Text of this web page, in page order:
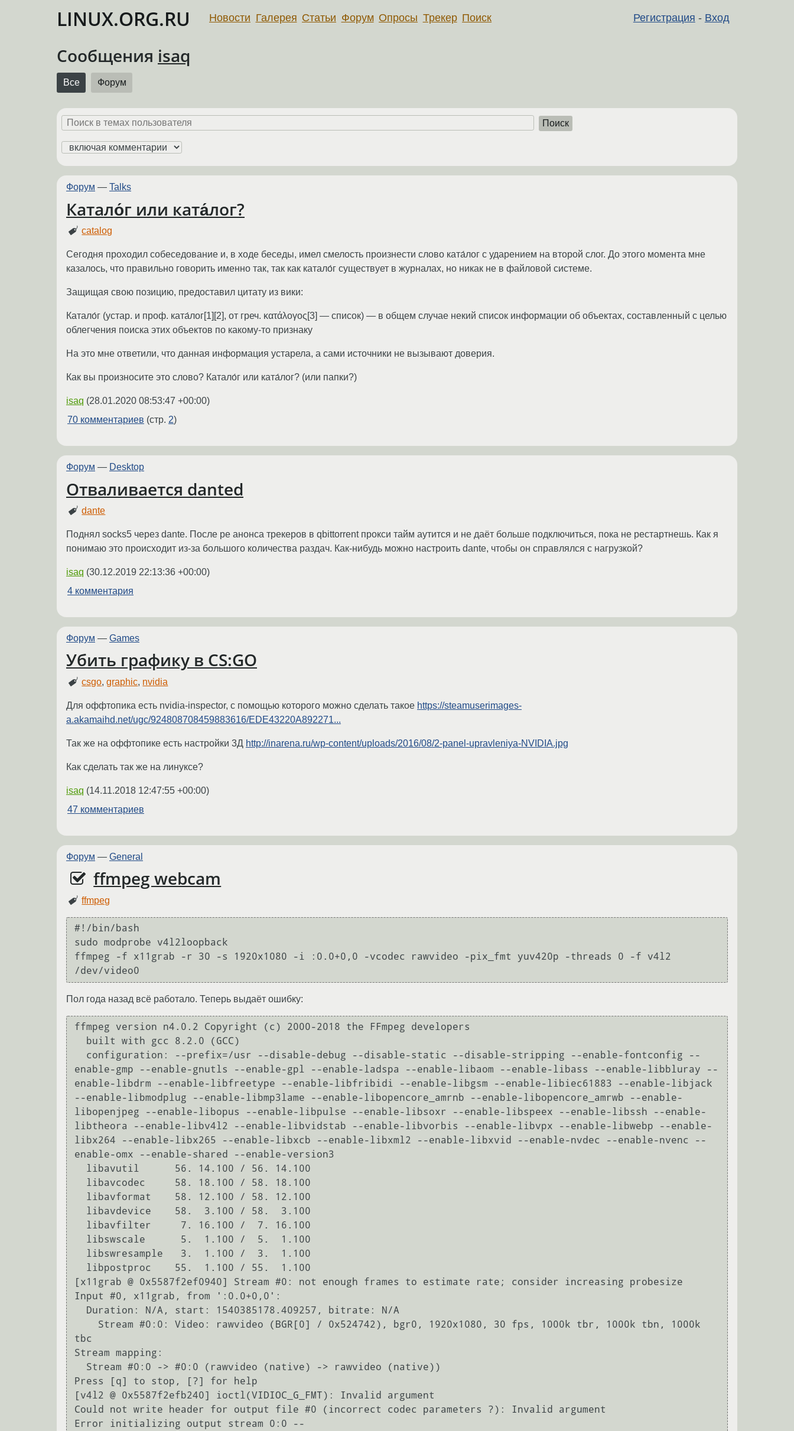
LINUX.ORG.RU Регистрация - Вход
Новости Галерея Статьи Форум Опросы Трекер Поиск
Сообщения isaq
Все Форум
Поиск
Форум — Talks
Катало́г или ката́лог?
catalog
Сегодня проходил собеседование и, в ходе беседы, имел смелость произнести слово ката́лог с ударением на второй слог. До этого момента мне
казалось, что правильно говорить именно так, так как катало́г существует в журналах, но никак не в файловой системе.
Защищая свою позицию, предоставил цитату из вики:
Катало́г (устар. и проф. ката́лог[1][2], от греч. κατάλογος[3] — список) — в общем случае некий список информации об объектах, составленный с целью
облегчения поиска этих объектов по какому-то признаку
На это мне ответили, что данная информация устарела, а сами источники не вызывают доверия.
Как вы произносите это слово? Катало́г или ката́лог? (или папки?)
isaq (28.01.2020 08:53:47 +00:00)
70 комментариев (стр. 2)
Форум — Desktop
Отваливается danted
dante
Поднял socks5 через dante. После ре анонса трекеров в qbittorrent прокси тайм аутится и не даёт больше подключиться, пока не рестартнешь. Как я
понимаю это происходит из-за большого количества раздач. Как-нибудь можно настроить dante, чтобы он справлялся с нагрузкой?
isaq (30.12.2019 22:13:36 +00:00)
4 комментария
Форум — Games
Убить графику в CS:GO
csgo,graphic, nvidia
Для оффтопика есть nvidia-inspector, с помощью которого можно сделать такое https://steamuserimages-
a.akamaihd.net/ugc/924808708459883616/EDE43220A892271...
Так же на оффтопике есть настройки 3Д http://inarena.ru/wp-content/uploads/2016/08/2-panel-upravleniya-NVIDIA.jpg
Как сделать так же на линуксе?
isaq (14.11.2018 12:47:55 +00:00)
47 комментариев
Форум — General
ffmpeg webcam
ffmpeg
#!/bin/bash
sudo modprobe v4l2loopback
ffmpeg -f x11grab -r 30 -s 1920x1080 -i :0.0+0,0 -vcodec rawvideo -pix_fmt yuv420p -threads 0 -f v4l2
Пол года назад всё работало. Теперь выдаёт ошибку:
ffmpeg version n4.0.2 Copyright (c) 2000-2018 the FFmpeg developers
enable-gmp --enable-gnutls --enable-gpl --enable-ladspa --enable-libaom --enable-libass --enable-libbluray --
enable-libdrm --enable-libfreetype --enable-libfribidi --enable-libgsm --enable-libiec61883 --enable-libjack
--enable-libmodplug --enable-libmp3lame --enable-libopencore_amrnb --enable-libopencore_amrwb --enable-
libopenjpeg --enable-libopus --enable-libpulse --enable-libsoxr --enable-libspeex --enable-libssh --enable-
libtheora --enable-libv4l2 --enable-libvidstab --enable-libvorbis --enable-libvpx --enable-libwebp --enable-
libx264 --enable-libx265 --enable-libxcb --enable-libxml2 --enable-libxvid --enable-nvdec --enable-nvenc --
enable-omx --enable-shared --enable-version3
[x11grab @ 0x5587f2ef0940] Stream #0: not enough frames to estimate rate; consider increasing probesize
Input #0, x11grab, from ':0.0+0,0':
tbc
Stream mapping:
Press [q] to stop, [?] for help
[v4l2 @ 0x5587f2efb240] ioctl(VIDIOC_G_FMT): Invalid argument
Could not write header for output file #0 (incorrect codec parameters ?): Invalid argument
Error initializing output stream 0:0 --